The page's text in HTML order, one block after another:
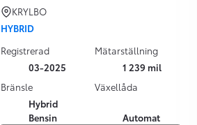
KRYLBO
HYBRID
Registrerad
03-2025
Mätarställning
1 239 mil
Bränsle
Hybrid
Bensin
Växellåda
Automat